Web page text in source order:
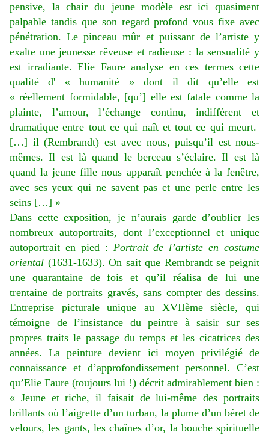
pensive, la chair du jeune modèle est ici quasiment
palpable tandis que son regard profond vous fixe avec
pénétration. Le pinceau mûr et puissant de l’artiste y
exalte une jeunesse rêveuse et radieuse : la sensualité y
est irradiante. Elie Faure analyse en ces termes cette
qualité d' « humanité » dont il dit qu’elle est
« réellement formidable, [qu’] elle est fatale comme la
plainte, l’amour, l’échange continu, indifférent et
dramatique entre tout ce qui naît et tout ce qui meurt.
[…] il (Rembrandt) est avec nous, puisqu’il est nous-
mêmes. Il est là quand le berceau s’éclaire. Il est là
quand la jeune fille nous apparaît penchée à la fenêtre,
avec ses yeux qui ne savent pas et une perle entre les
seins […] »
Dans cette exposition, je n’aurais garde d’oublier les
nombreux autoportraits, dont l’exceptionnel et unique
autoportrait en pied : Portrait de l’artiste en costume
oriental (1631-1633). On sait que Rembrandt se peignit
une quarantaine de fois et qu’il réalisa de lui une
trentaine de portraits gravés, sans compter des dessins.
Entreprise picturale unique au XVIIème siècle, qui
témoigne de l’insistance du peintre à saisir sur ses
propres traits le passage du temps et les cicatrices des
années. La peinture devient ici moyen privilégié de
connaissance et d’approfondissement personnel. C’est
qu’Elie Faure (toujours lui !) décrit admirablement bien :
« Jeune et riche, il faisait de lui-même des portraits
brillants où l’aigrette d’un turban, la plume d’un béret de
velours, les gants, les chaînes d’or, la bouche spirituelle